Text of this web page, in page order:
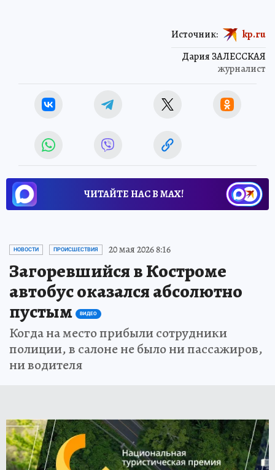
Дария ЗАЛЕССКАЯ
журналист
Источник: kp.ru
ЧИТАЙТЕ НАС В МАХ!
НОВОСТИ ПРОИСШЕСТВИЯ 20 мая 2026 8:16
Загоревшийся в Костроме
автобус оказался абсолютно
пустым
ВИДЕО
Когда на место прибыли сотрудники
полиции, в салоне не было ни пассажиров,
ни водителя